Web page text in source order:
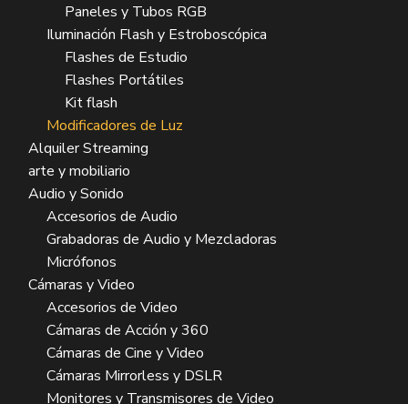
Paneles y Tubos RGB
Iluminación Flash y Estroboscópica
Flashes de Estudio
Flashes Portátiles
Kit flash
Modificadores de Luz
Alquiler Streaming
arte y mobiliario
Audio y Sonido
Accesorios de Audio
Grabadoras de Audio y Mezcladoras
Micrófonos
Cámaras y Video
Accesorios de Video
Cámaras de Acción y 360
Cámaras de Cine y Video
Cámaras Mirrorless y DSLR
Monitores y Transmisores de Video